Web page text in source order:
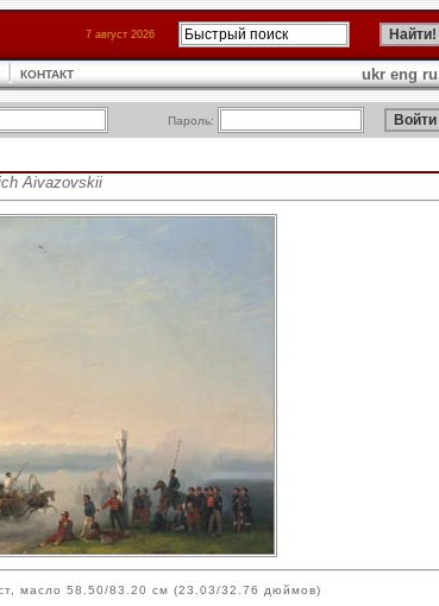
7 август 2026
КОНТАКТ ukr eng
Пароль:
Aivazovskii
масло 58.50/83.20 см (23.03/32.76 дюймов)